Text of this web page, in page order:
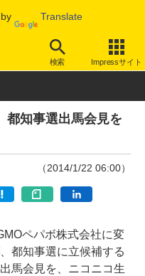
Translate
検索 Impressサイト
その他
都知事選出馬会見を
（2014/1/22 06:00）
ペパボ株式会社に変
都知事選に立候補する
馬会見を、ニコニコ生